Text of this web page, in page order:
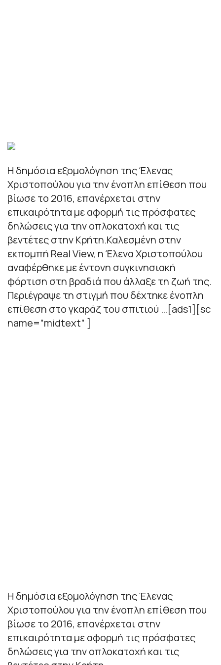
Η δημόσια εξομολόγηση της Έλενας
Χριστοπούλου για την ένοπλη επίθεση που
βίωσε το 2016, επανέρχεται στην
επικαιρότητα με αφορμή τις πρόσφατες
δηλώσεις για την οπλοκατοχή και τις
βεντέτες στην Κρήτη.Καλεσμένη στην
εκπομπή Real View, η Έλενα Χριστοπούλου
αναφέρθηκε με έντονη συγκινησιακή
φόρτιση στη βραδιά που άλλαξε τη ζωή της.
Περιέγραψε τη στιγμή που δέχτηκε ένοπλη
επίθεση στο γκαράζ του σπιτιού …[ads1][sc
name=”midtext” ]
Η δημόσια εξομολόγηση της Έλενας
Χριστοπούλου για την ένοπλη επίθεση που
βίωσε το 2016, επανέρχεται στην
επικαιρότητα με αφορμή τις πρόσφατες
δηλώσεις για την οπλοκατοχή και τις